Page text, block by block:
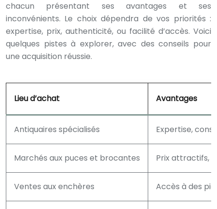
chacun présentant ses avantages et ses
inconvénients. Le choix dépendra de vos priorités :
expertise, prix, authenticité, ou facilité d’accès. Voici
quelques pistes à explorer, avec des conseils pour
une acquisition réussie.
Lieu d’achat Avantages
Antiquaires spécialisés Expertise,
Marchés aux puces et brocantes Prix attractifs,
Ventes aux enchères Accès à des